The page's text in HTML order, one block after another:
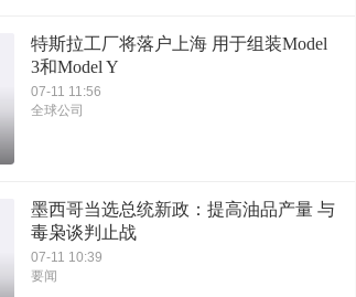
特斯拉工厂将落户上海 用于组装Model
3和Model Y
07-11 11:56
全球公司
墨西哥当选总统新政：提高油品产量 与
毒枭谈判止战
07-11 10:39
要闻